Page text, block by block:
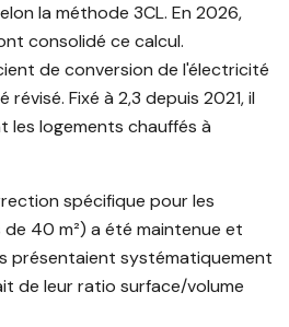
la méthode 3CL. En 2026,
consolidé ce calcul.
de conversion de l'électricité
Fixé à 2,3 depuis 2021, il
les logements chauffés à
spécifique pour les
40 m²) a été maintenue et
présentaient systématiquement
de leur ratio surface/volume